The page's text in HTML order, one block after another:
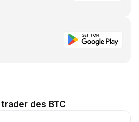
des BTC